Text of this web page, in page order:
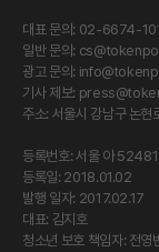
대표 문의: 02-6674-
일반 문의:
광고 문의:
기사 제보:
주소: 서울시 강남구 논
등록번호: 서울 아 52481
등록일: 2018.01.02
발행 일자: 2017.02.17
대표: 김지호
청소년 보호 책임자: 전영